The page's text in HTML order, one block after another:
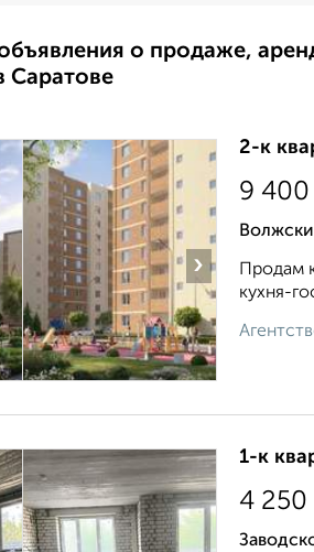
о продаже,
Саратове
›
2-к
9
Продам
кухня-
1-к
4